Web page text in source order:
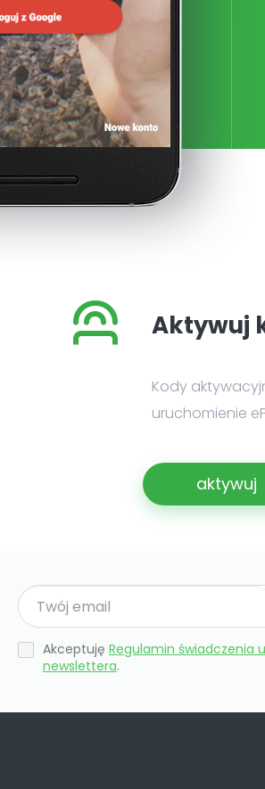
Aktywuj
Kody
uruchomienie
aktywuj
Akceptuję Regulamin świadczenia
newslettera.